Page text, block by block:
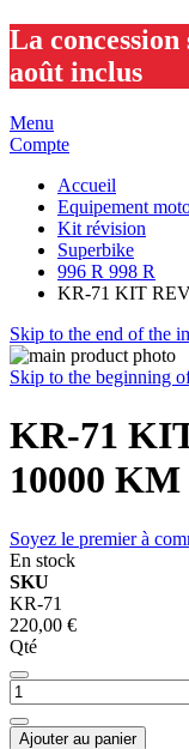
La concession
août inclus
Menu
Compte
Accueil
Equipement
Kit révision
Superbike
996 R 998 R
KR-71 KIT
Skip to the end of the
Skip to the beginning
KR-71
10000 KM
Soyez le premier à
En stock
SKU
KR-71
220,00 €
Qté
Ajouter au panier